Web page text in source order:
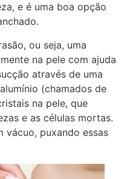
e é uma boa opção
ou seja, uma
na pele com ajuda
através de uma
(chamados de
na pele, que
e as células mortas.
vácuo, puxando essas